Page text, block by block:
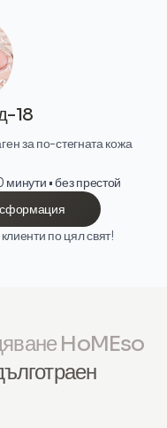
18
за по-стегната кожа
• без престой
по цял свят!
HoMEso